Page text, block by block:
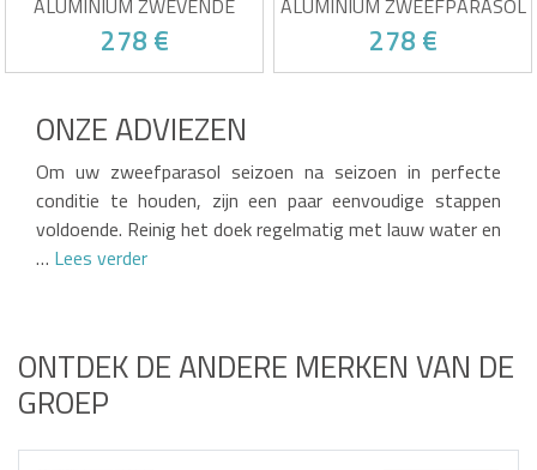
ALUMINIUM ZWEVENDE
PARASOL - 360° DRAAIBAAR
EN KANTELBAAR +
278 €
Stevig aluminium frame
Inclusief gewichtskussens en
Slachtoffer van zijn eigen succes!
ALUMINIUM ZWEEFPARASOL
- 360° DRAAI- EN
KANTELFUNCTIE +
278 €
ONZE ADVIEZEN
Om uw zweefparasol seizoen na seizoen in perfecte
conditie te houden, zijn een paar eenvoudige stappen
voldoende. Reinig het doek regelmatig met lauw water en
… Lees verder
ONTDEK DE ANDERE MERKEN VAN DE
GROEP